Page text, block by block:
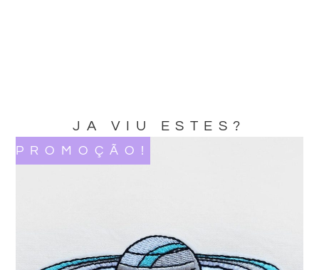
JA VIU ESTES?
PROMOÇÃO!